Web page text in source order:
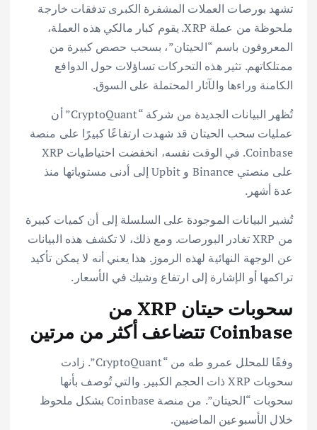
تشهد بورصات العملات المشفرة الكبرى تدفقات خارجة
ملحوظة من عملة XRP. يقوم كبار مالكي هذه العملة،
المعروفون باسم “الحيتان”، بسحب حصص كبيرة من
ممتلكاتهم. تثير هذه التحركات تساؤلات حول الدوافع
الكامنة وراءها والآثار المحتملة على السوق.
تُظهر البيانات الجديدة من شركة “CryptoQuant” أن
عمليات سحب الحيتان قد شهدت ارتفاعًا كبيرًا على منصة
Coinbase. في الوقت نفسه، انخفضت احتياطيات XRP
على منصتي Binance و Upbit إلى أدنى مستوياتها منذ
عدة أشهر.
تُشير البيانات الموجودة على السلسلة إلى أن كميات كبيرة
من XRP تغادر البورصات. ومع ذلك، لا تكشف هذه البيانات
عن الوجهة النهائية لهذه الرموز. هذا يعني أنه لا يمكن تأكيد
تراكمها أو الإشارة إلى ارتفاع وشيك في الأسعار.
سحوبات حيتان XRP من
Coinbase تتضاعف أكثر من مرتين
وفقًا للمحلل عمرو طه من “CryptoQuant”. زادت
سحوبات XRP ذات الحجم الكبير. والتي تُوصف بأنها
سحوبات “الحيتان”. من منصة Coinbase بشكل ملحوظ
خلال الأسبوعين الماضيين.